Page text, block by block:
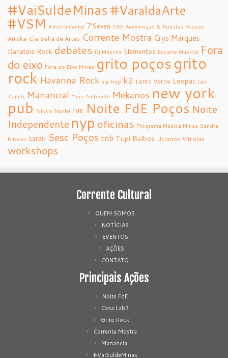
#VaiSuldeMinas #VaraldaArte
#VSM 4Instrumental 7’Seven 360 Aeromoças & Tenistas Russas
Aniska Cia Bella de Artes Corrente Mostra Crys Marques
Danateia Rock debates Dj Mancha Elementos Encarte Musical Fora
do eixo Fora do Eixo Minas grito poçosgrito
rock Havanna Rock hip hop k2 Lente Verde Leopac Leo
Zaneti Manancial Meio Ambiente Mekanos new york
pub Nikka Noite FdE Noite FdE Poços Noite
Independente nyp oficinas Programa Música Minas Sandra
Ribeiro sarau Sesc Poços tnb Tupi Balboa Uclanos Vitrolas
workshops
Corrente Cultural
QUEM SOMOS
NOTÍCIAS
EVENTOS
AÇÕES
CONTATO
Principais Ações
Noite FdE
Casa Lab3
Grito Rock
Corrente Mostra
Manancial
#VaiSuldeMinas